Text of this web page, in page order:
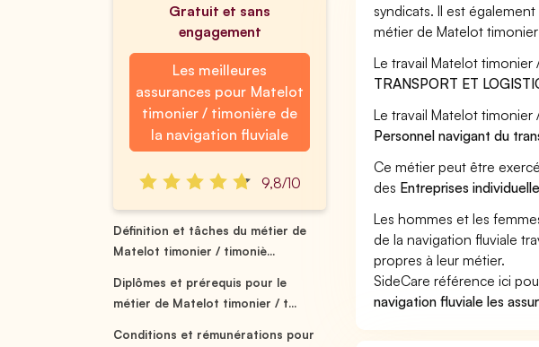
Gratuit et sans
engagement
Les meilleures
assurances pour Matelot
timonier / timonière de
la navigation fluviale
9,8/10
Définition et tâches du métier de
Matelot timonier / timoniè...
Diplômes et prérequis pour le
métier de Matelot timonier / t...
Conditions et rémunérations pour
syndicats. Il est
métier de Matelot
Le travail Matelot
TRANSPORT ET
Le travail Matelot
Personnel navigant du
Ce métier peut être
des Entreprises
Les hommes et les
de la navigation fluviale
propres à leur métier.
SideCare référence ici
navigation fluviale les